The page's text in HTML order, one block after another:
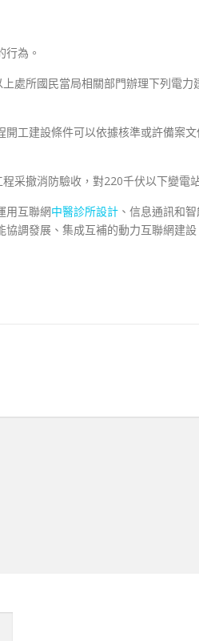
行為。
處所國民當局相關部門辦理下列電
開工建設條件可以依據核準或許備案
采撤消防驗收，對220千伏以下變電
用互聯網中醫診所設計 、信息通訊和
調發展、集成互補的動力互聯網建